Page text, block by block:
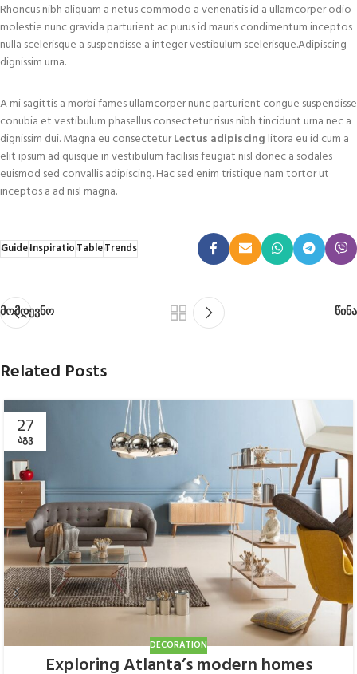
Rhoncus nibh aliquam a netus commodo a venenatis id a ullamcorper odio
molestie nunc gravida parturient ac purus id mauris condimentum inceptos
nulla scelerisque a suspendisse a integer vestibulum scelerisque.Adipiscing
dignissim urna.
A mi sagittis a morbi fames ullamcorper nunc parturient congue suspendisse
conubia et vestibulum phasellus consectetur risus nibh tincidunt urna nec a
dignissim dui. Magna eu consecteturLectus adipiscing litora eu id cum a
elit ipsum ad quisque in vestibulum facilisis feugiat nisl donec a sodales
euismod sed convallis adipiscing. Hac sed enim tristique nam tortor ut
inceptos a ad nisl magna.
GuideInspiratioTableTrends
მომდევნო წინა
Related Posts
27
ᲐᲒᲕ
DECORATION
Exploring Atlanta’s modern homes